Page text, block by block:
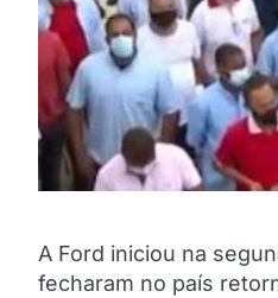
A Ford iniciou na
fecharam no país